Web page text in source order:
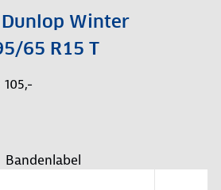
Winter
65 R15 T
Bandenlabel